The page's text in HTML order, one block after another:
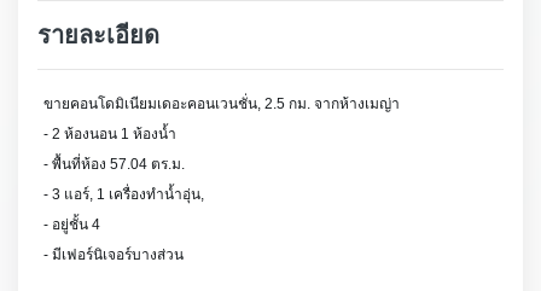
รายละเอียด
ขายคอนโดมิเนียมเดอะคอนเวนชั่น, 2.5 กม. จากห้างเมญ่า
- 2 ห้องนอน 1 ห้องน้ำ
- พื้นที่ห้อง 57.04 ตร.ม.
- 3 แอร์, 1 เครื่องทำน้ำอุ่น,
- อยู่ชั้น 4
- มีเฟอร์นิเจอร์บางส่วน